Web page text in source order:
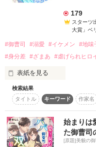
キーワ
あらすじ
ジャンル
感想
ステータス 全て
作品の長さ 長編
179
スターツ
大賞」ベ
#御曹司 #溺愛 #イケメン #地味
#身分差
#ざまあ #虐げられヒロ
表紙を見る
！！！　注意　！！！
作中には猫が出てきません
作者の猫好きによる表紙詐
繰り返します。
作中に　猫は　出てきませ
検索結果
タイトル
キーワード 作家名
始まりは
た御曹司
[原題]美貌の